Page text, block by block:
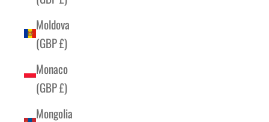
Moldova
(GBP £)
Monaco
(GBP £)
Mongolia